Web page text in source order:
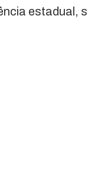
estadual,